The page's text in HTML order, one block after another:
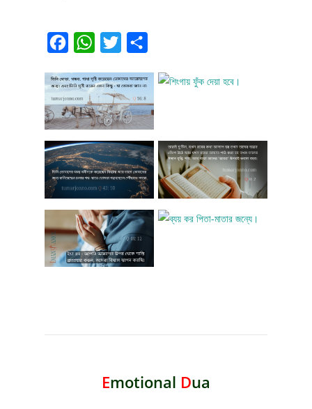
FacebookWhatsApp
Twitter
Emotional Dua